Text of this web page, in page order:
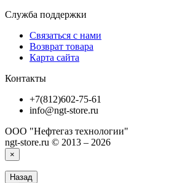
Служба поддержки
Связаться с нами
Возврат товара
Карта сайта
Контакты
+7(812)602-75-61
info@ngt-store.ru
ООО "Нефтегаз технологии"
ngt-store.ru © 2013 – 2026
×
Назад